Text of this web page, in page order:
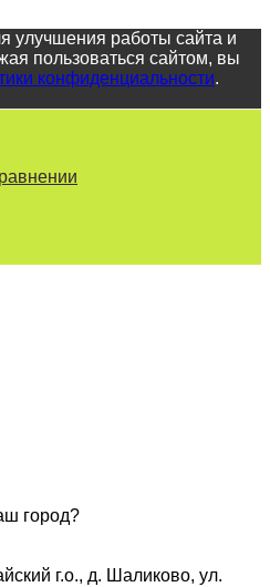
улучшения работы сайта и
пользоваться сайтом, вы
конфиденциальности.
город?
г.о., д. Шаликово, ул.